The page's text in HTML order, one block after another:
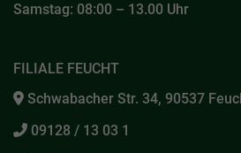
Samstag: 08:00 – 13.00 Uhr
FILIALE FEUCHT
Schwabacher Str. 34, 90537
09128 / 13 03 1